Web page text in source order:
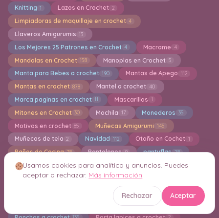
Knitting 1 Lazos en Crochet 2
Limpiadoras de maquillaje en crochet 4
Llaveros Amigurumis 13
Los Mejores 25 Patrones en Crochet 4 Macrame 4
Mandalas en Crochet 158 Manoplas en Crochet 5
Manta para Bebes a crochet 190 Mantas de Apego 112
Mantas en crochet 878 Mantel a crochet 40
Marca paginas en crochet 11 Mascarillas 1
Mitones en Crochet 30 Mochila 17 Monederos 35
Motivos en crochet 85 Muñecas Amigurumi 145
Muñecas de tela 2 Navidad 112 Otoño en Cochet 1
Paños de Cocina 78 Pantalones 9 pantuflas 28
Pañuelos para el Cabello en Crochet 8
Pasadores/Ganchos en Crochet 1
Pies Descalzos en Crochet
Polos en Crochet 1 Pompones 1
Usamos cookies para analítica y anuncios. Puedes
aceptar o rechazar. Más información
Rechazar Aceptar